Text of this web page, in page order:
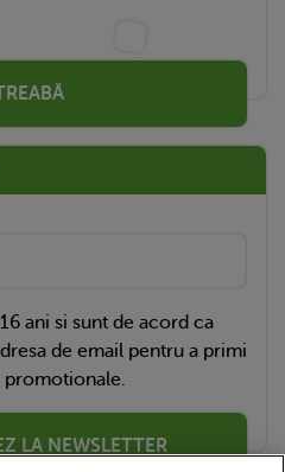
ani si sunt de acord ca
de email pentru a primi
LA NEWSLETTER